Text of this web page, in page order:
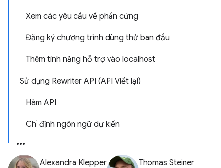
Xem các yêu cầu về phần cứng
Đăng ký chương trình dùng thử ban đầu
Thêm tính năng hỗ trợ vào localhost
Sử dụng Rewriter API (API Viết lại)
Hàm API
Chỉ định ngôn ngữ dự kiến
Alexandra Klepper Thomas Steiner